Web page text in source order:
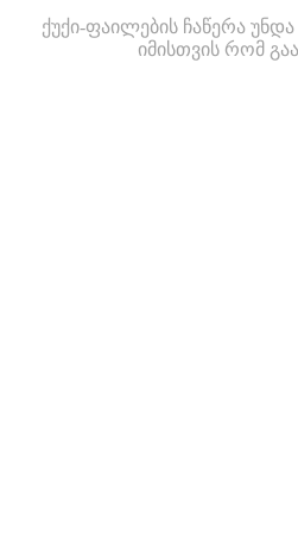
ქუქი-ფაილების ჩაწერა
იმისთვის რომ